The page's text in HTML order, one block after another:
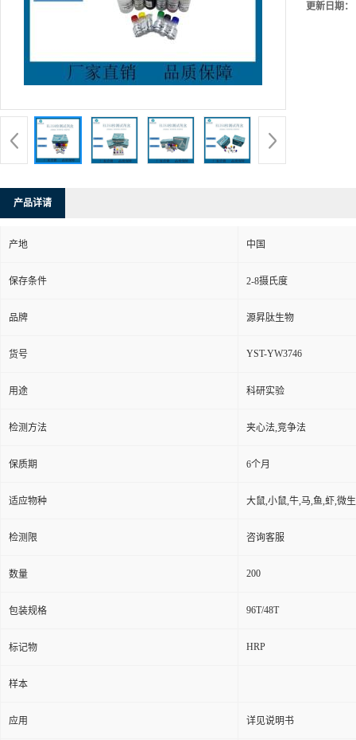
更新日期：
产品详请
产地 中国
保存条件 2-8摄氏度
品牌 源昇肽生物
货号 YST-YW3746
用途 科研实验
检测方法 夹心法,竞争法
保质期 6个月
适应物种 大鼠,小鼠,牛,马,鱼,虾,微
检测限 咨询客服
数量 200
包装规格 96T/48T
标记物 HRP
样本
应用 详见说明书